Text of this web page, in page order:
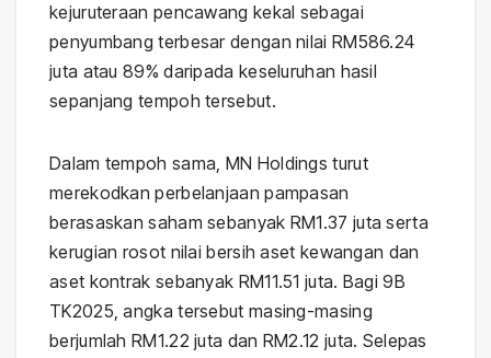
kejuruteraan pencawang kekal sebagai
penyumbang terbesar dengan nilai RM586.24
juta atau 89% daripada keseluruhan hasil
sepanjang tempoh tersebut.
Dalam tempoh sama, MN Holdings turut
merekodkan perbelanjaan pampasan
berasaskan saham sebanyak RM1.37 juta serta
kerugian rosot nilai bersih aset kewangan dan
aset kontrak sebanyak RM11.51 juta. Bagi 9B
TK2025, angka tersebut masing-masing
berjumlah RM1.22 juta dan RM2.12 juta. Selepas